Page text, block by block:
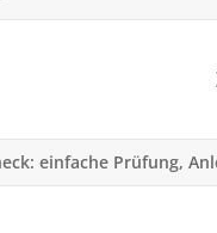
einfache Prüfung,